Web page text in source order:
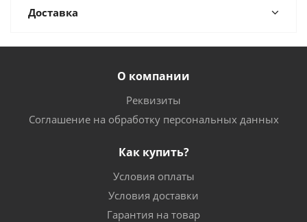
Доставка
О компании
Реквизиты
Соглашение на обработку персональных данных
Как купить?
Условия оплаты
Условия доставки
Гарантия на товар